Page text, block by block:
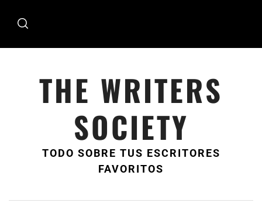
THE WRITERS
SOCIETY
TODO SOBRE TUS ESCRITORES
FAVORITOS